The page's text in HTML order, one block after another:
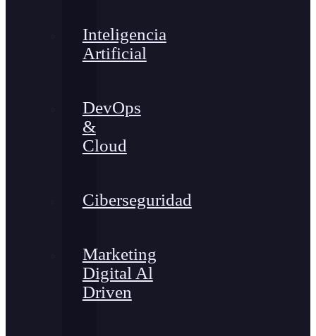
Inteligencia
Artificial
DevOps
&
Cloud
Ciberseguridad
Marketing
Digital Al
Driven